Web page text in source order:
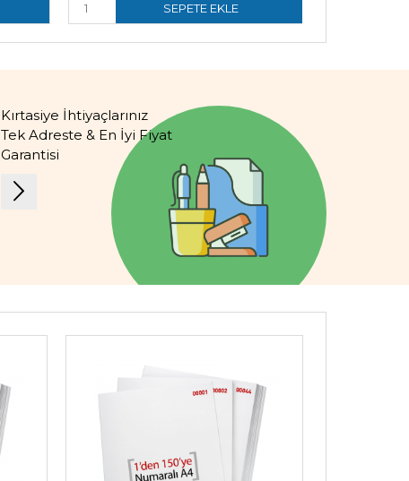
SEPETE EKLE
Kırtasiye İhtiyaçlarınız
Tek Adreste & En İyi Fiyat
Garantisi